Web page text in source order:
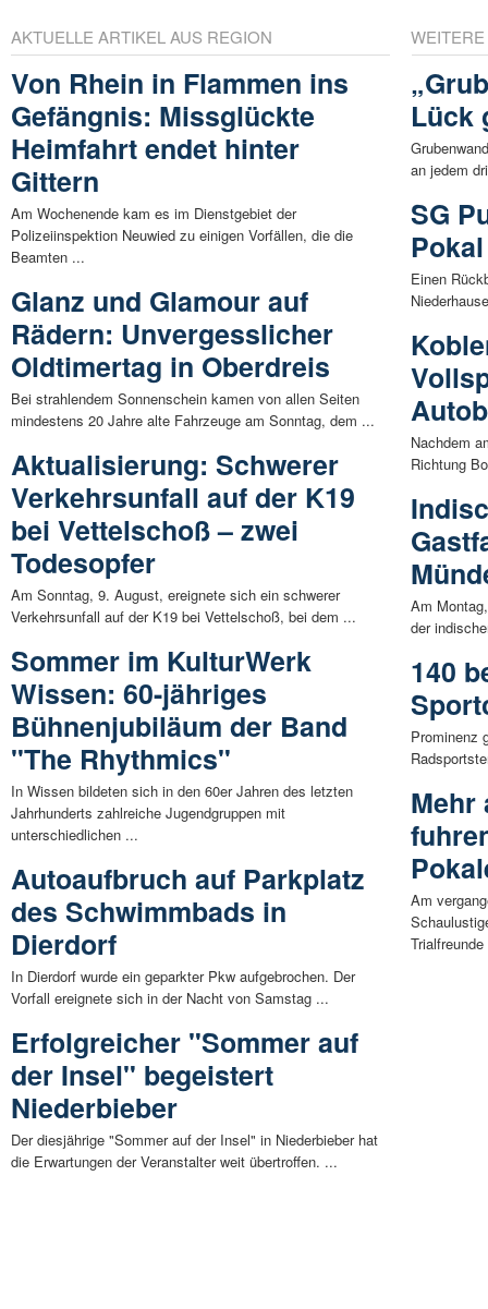
AKTUELLE ARTIKEL AUS REGION
Von Rhein in Flammen ins
Gefängnis: Missglückte
Heimfahrt endet hinter
Gittern
Am Wochenende kam es im Dienstgebiet der
Polizeiinspektion Neuwied zu einigen Vorfällen, die die
Beamten ...
Glanz und Glamour auf
Rädern: Unvergesslicher
Oldtimertag in Oberdreis
Bei strahlendem Sonnenschein kamen von allen Seiten
mindestens 20 Jahre alte Fahrzeuge am Sonntag, dem ...
Aktualisierung: Schwerer
Verkehrsunfall auf der K19
bei Vettelschoß – zwei
Todesopfer
Am Sonntag, 9. August, ereignete sich ein schwerer
Verkehrsunfall auf der K19 bei Vettelschoß, bei dem ...
Sommer im KulturWerk
Wissen: 60-jähriges
Bühnenjubiläum der Band
"The Rhythmics"
In Wissen bildeten sich in den 60er Jahren des letzten
Jahrhunderts zahlreiche Jugendgruppen mit
unterschiedlichen ...
Autoaufbruch auf Parkplatz
des Schwimmbads in
Dierdorf
In Dierdorf wurde ein geparkter Pkw aufgebrochen. Der
Vorfall ereignete sich in der Nacht von Samstag ...
Erfolgreicher "Sommer auf
der Insel" begeistert
Niederbieber
Der diesjährige "Sommer auf der Insel" in Niederbieber hat
die Erwartungen der Veranstalter weit übertroffen. ...
Lück
an jedem
SG
Pokal
Einen
Nachdem
Richtung
Am
der
140
Prominenz
Mehr
Am